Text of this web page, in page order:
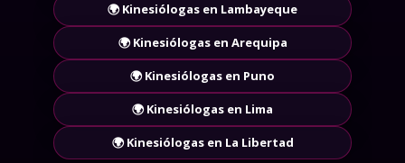
🌍 Kinesiólogas en Lambayeque
🌍 Kinesiólogas en Arequipa
🌍 Kinesiólogas en Puno
🌍 Kinesiólogas en Lima
🌍 Kinesiólogas en La Libertad